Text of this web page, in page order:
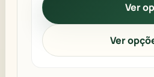
Ver
Ver